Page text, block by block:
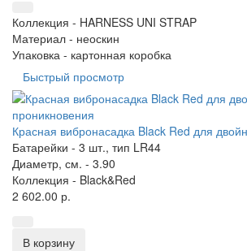
Коллекция - HARNESS UNI STRAP
Материал - неоскин
Упаковка - картонная коробка
Быстрый просмотр
Красная вибронасадка Black Red для
Батарейки - 3 шт., тип LR44
Диаметр, см. - 3.90
Коллекция - Black&Red
2 602.00 р.
В корзину